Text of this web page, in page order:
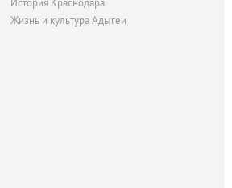
История Краснодара
Жизнь и культура Адыгеи